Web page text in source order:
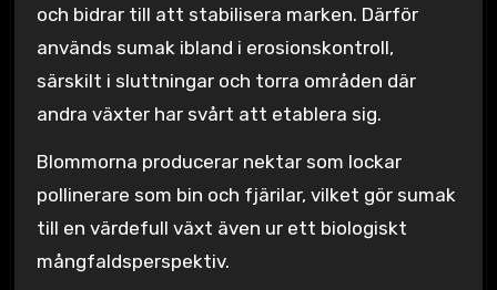
och bidrar till att stabilisera marken. Därför
används sumak ibland i erosionskontroll,
särskilt i sluttningar och torra områden där
andra växter har svårt att etablera sig.
Blommorna producerar nektar som lockar
pollinerare som bin och fjärilar, vilket gör sumak
till en värdefull växt även ur ett biologiskt
mångfaldsperspektiv.